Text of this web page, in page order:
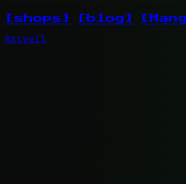
[shops] [blog]
Accueil